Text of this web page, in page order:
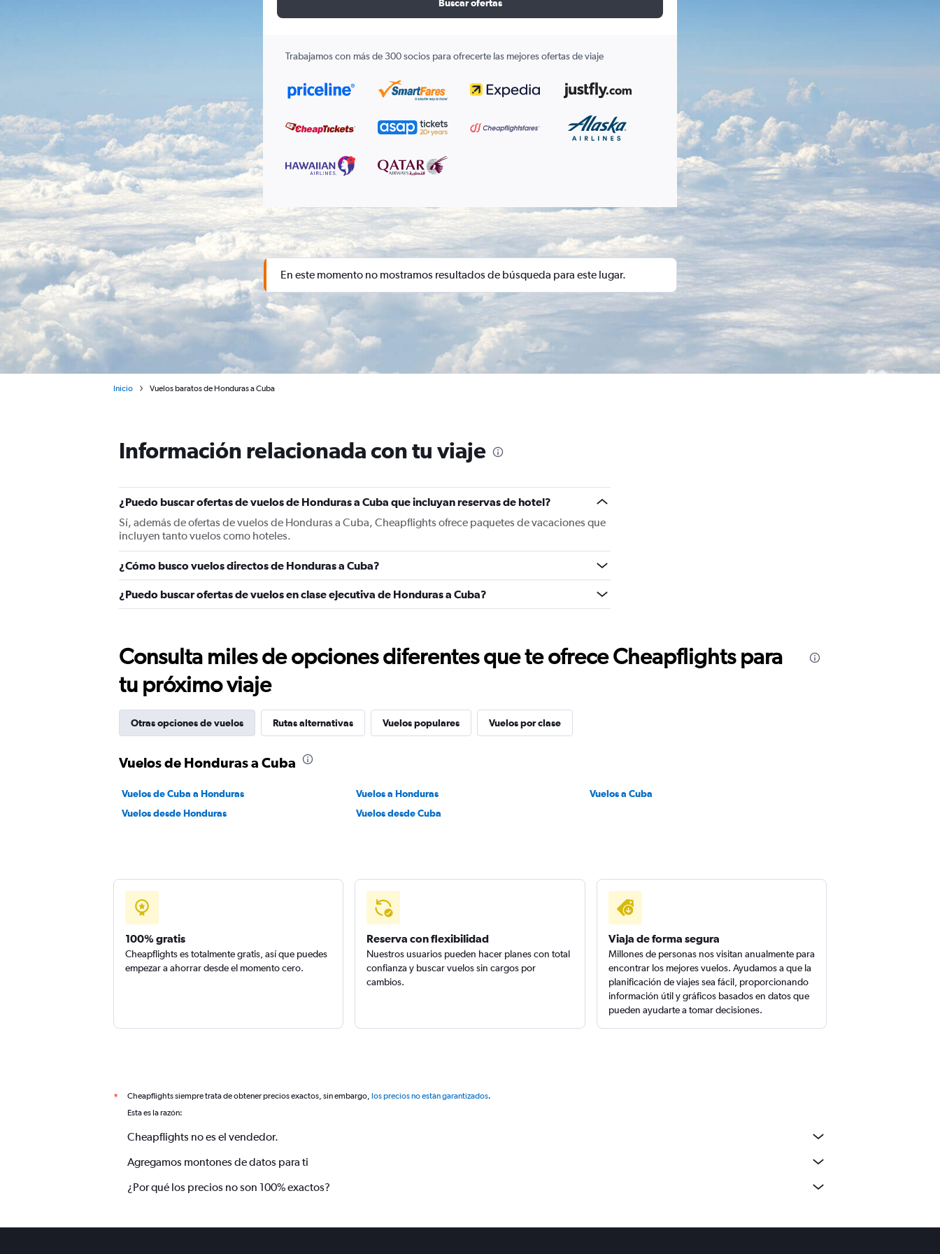
Buscar ofertas
Trabajamos con más de 300 socios para ofrecerte las mejores ofertas de viaje
En este momento no mostramos resultados de búsqueda para este lugar.
Inicio Vuelos baratos de Honduras a Cuba
Información relacionada con tu viaje
¿Puedo buscar ofertas de vuelos de Honduras a Cuba que incluyan reservas de hotel?
Sí, además de ofertas de vuelos de Honduras a Cuba, Cheapflights ofrece paquetes de vacaciones que
incluyen tanto vuelos como hoteles.
¿Cómo busco vuelos directos de Honduras a Cuba?
¿Puedo buscar ofertas de vuelos en clase ejecutiva de Honduras a Cuba?
Consulta miles de opciones diferentes que te ofrece Cheapflights para
tu próximo viaje
Otras opciones de vuelos Rutas alternativas Vuelos populares Vuelos por clase
Vuelos de Honduras a Cuba
Vuelos de Cuba a Honduras Vuelos a Honduras
Vuelos a Cuba
Vuelos desde Honduras
Vuelos desde Cuba
100% gratis
Cheapflights es totalmente gratis, así que puedes
empezar a ahorrar desde el momento cero.
Reserva con flexibilidad
Nuestros usuarios pueden hacer planes con total
confianza y buscar vuelos sin cargos por
cambios.
Viaja de forma segura
Millones de personas nos visitan anualmente para
encontrar los mejores vuelos. Ayudamos a que la
planificación de viajes sea fácil, proporcionando
información útil y gráficos basados en datos que
pueden ayudarte a tomar decisiones.
* Cheapflights siempre trata de obtener precios exactos, sin embargo, los precios no están garantizados.
Esta es la razón:
Cheapflights no es el vendedor.
Agregamos montones de datos para ti
¿Por qué los precios no son 100% exactos?